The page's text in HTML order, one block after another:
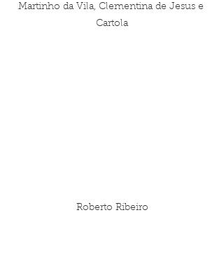
Martinho da Vila, Clementina de Jesus e
Cartola
Roberto Ribeiro